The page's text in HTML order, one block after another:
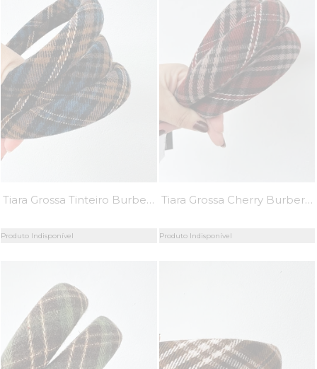
Tiara Grossa Tinteiro Burberry - MiniMoni
Produto Indisponível
Tiara Grossa Cherry Burberry - MiniMoni
Produto Indisponível